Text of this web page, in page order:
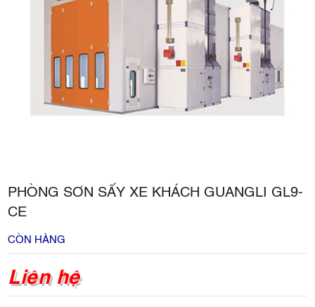
PHÒNG SƠN SẤY XE KHÁCH GUANGLI GL9-
CE
CÒN HÀNG
Liên hệ